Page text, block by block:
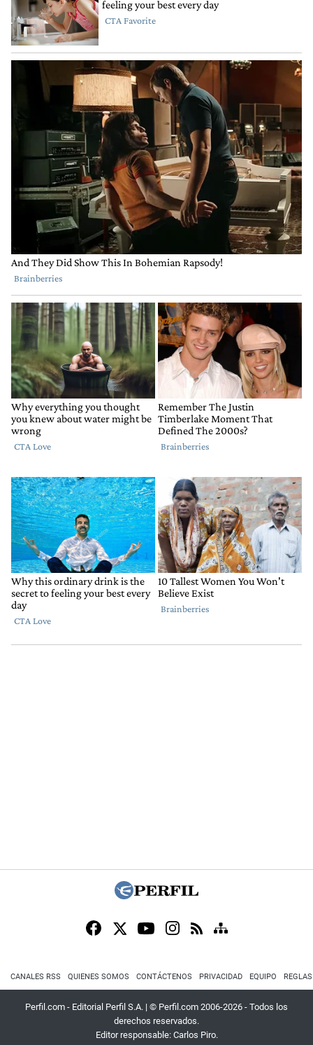
CANALES RSS QUIENES SOMOS CONTÁCTENOS PRIVACIDAD EQUIPO
Perfil.com - Editorial Perfil S.A. | © Perfil.com 2006-2026 - Todos los
derechos reservados.
Editor responsable: Carlos Piro.